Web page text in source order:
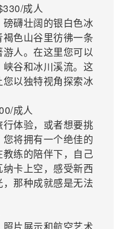
成人
礴壮阔的银白色冰
色山谷里彷彿一条
人。在这里您可以
谷和冰川溪流。这
以独特视角探索冰
成人
体验，或者想要挑
将拥有一个绝佳的
练的陪伴下，自己
卡上空，感受新西
那种成就感是无法